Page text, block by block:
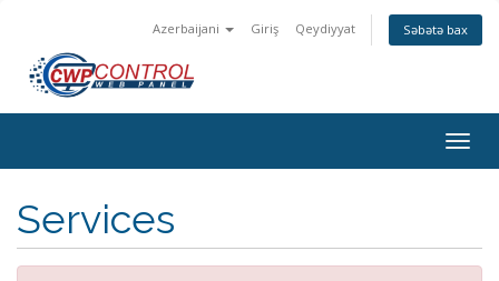
Azerbaijani Giriş Qeydiyyat Səbətə bax
keçid
Services